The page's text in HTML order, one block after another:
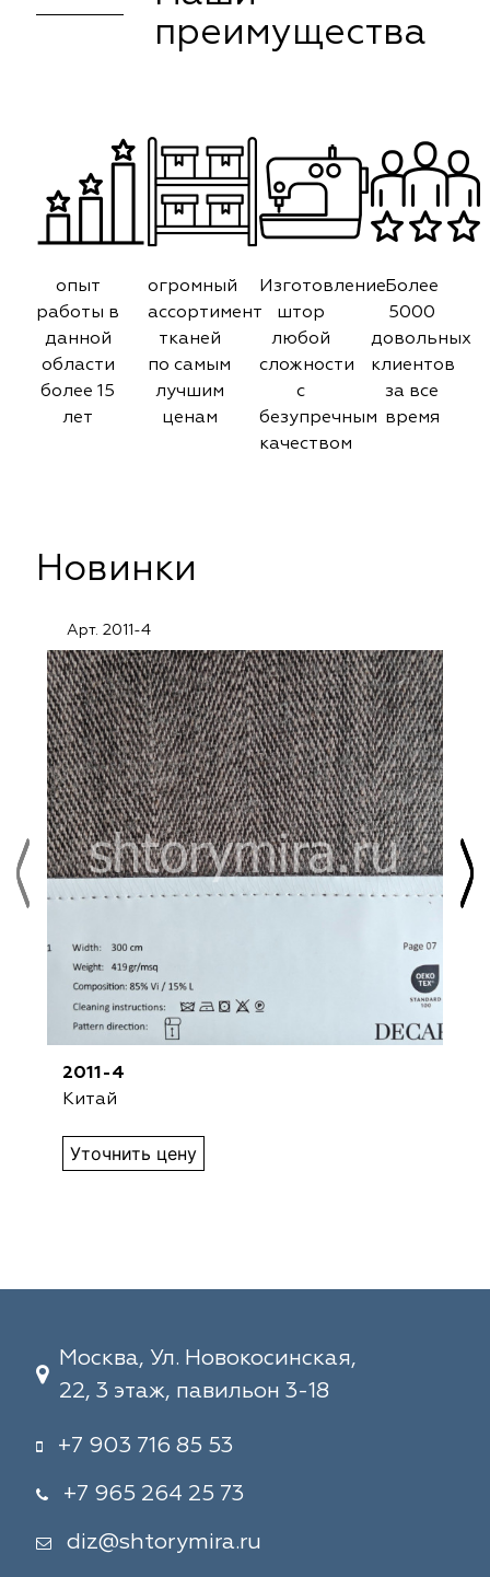
преимущества
опыт
работы в
данной
области
более 15
лет
огромный
ассортимент
тканей
по самым
лучшим
ценам
Изготовление
штор
любой
сложности
с
безупречным
качеством
Более
5000
довольных
клиентов
за все
время
Новинки
Арт. 2011-4
2011-4
Китай
Уточнить цену
Москва, Ул. Новокосинская,
22, 3 этаж, павильон 3-18
+7 903 716 85 53
+7 965 264 25 73
diz@shtorymira.ru